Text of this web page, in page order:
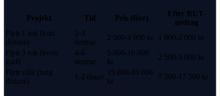
Projekt Tid Pris (före)
Efter RUT-
avdrag
Flytt 1 rok (kort
distans)
2-3
timmar
2 000-4 000 kr
1 000-2 000 kr
Flytt 3 rok (inom
stad)
4-6
timmar
5 000-10 000
kr
2 500-5 000 kr
Flytt villa (lang
distans)
1-2 dagar
15 000-35 000
kr
7 500-17 500 kr